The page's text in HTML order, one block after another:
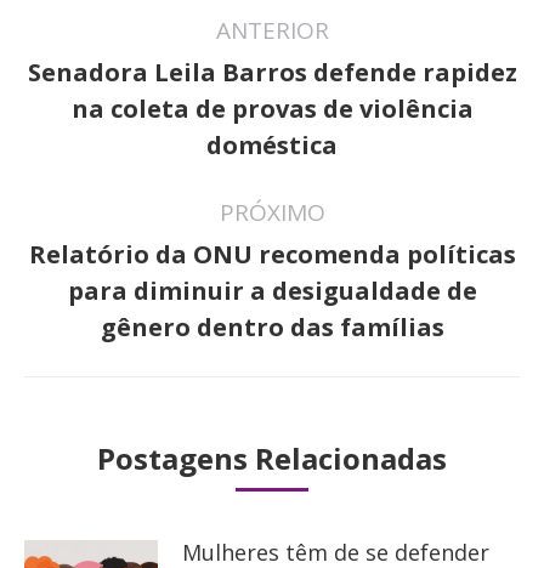
de
post:
ANTERIOR
Post
anterior:
Senadora Leila Barros defende rapidez
na coleta de provas de violência
doméstica
PRÓXIMO
Próximo
post:
Relatório da ONU recomenda políticas
para diminuir a desigualdade de
gênero dentro das famílias
Postagens Relacionadas
Mulheres têm de se defender